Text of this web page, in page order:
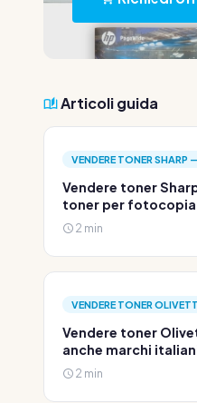
Articoli guida
VENDERE TONER
Vendere toner
toner per
2 min
VENDERE TONER
Vendere toner
anche marchi
2 min